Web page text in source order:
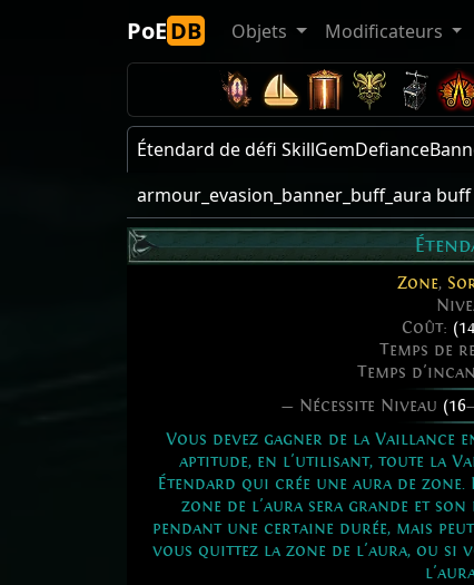
PoEDB Objets Modificateurs
Étendard de défi
armour_evasion_banner_buff_aura buff
Zone,
Coût:
Temps de
Temps
— Nécessite Niveau (16
Vous devez gagner de la Vaillance
aptitude, en l'utilisant, toute la
Étendard qui crée une aura de
zone de l'aura sera grande et son
pendant une certaine durée, mais
vous quittez la zone de l'aura, ou si